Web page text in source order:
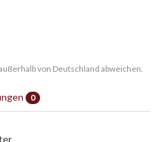
von Deutschland abweichen.
0